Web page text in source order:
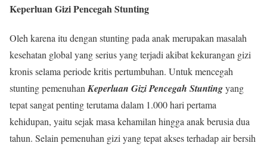
Keperluan Gizi Pencegah Stunting
Oleh karena itu dengan stunting pada anak merupakan masalah
kesehatan global yang serius yang terjadi akibat kekurangan gizi
kronis selama periode kritis pertumbuhan. Untuk mencegah
stunting pemenuhan Keperluan Gizi Pencegah Stuntingyang
tepat sangat penting terutama dalam 1.000 hari pertama
kehidupan, yaitu sejak masa kehamilan hingga anak berusia dua
tahun. Selain pemenuhan gizi yang tepat akses terhadap air bersih